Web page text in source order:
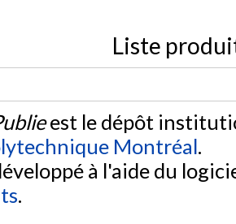
Liste
est le dépôt
Montréal.
à l'aide du
.